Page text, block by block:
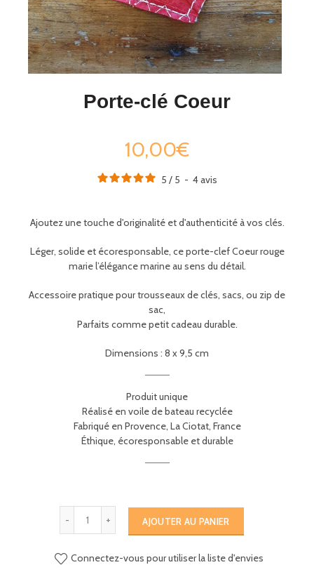
Porte-clé Coeur
10,00€
5 / 5 - 4avis
Ajoutez une touche d'originalité et d'authenticité à vos clés.
Léger, solide et écoresponsable, ce porte-clef Coeur rouge
marie l’élégance marine au sens du détail.
Accessoire pratique pour trousseaux de clés, sacs, ou zip de
sac,
Parfaits comme petit cadeau durable.
Dimensions : 8 x 9,5 cm
Produit unique
Réalisé en voile de bateau recyclée
Fabriqué en Provence, La Ciotat, France
Éthique, écoresponsable et durable
AJOUTER AU PANIER
Connectez-vous pour utiliser la liste d'envies